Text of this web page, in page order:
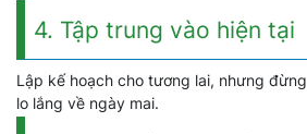
4. Tập trung vào hiện tại
Lập kế hoạch cho tương lai, nhưng
lo lắng về ngày mai.